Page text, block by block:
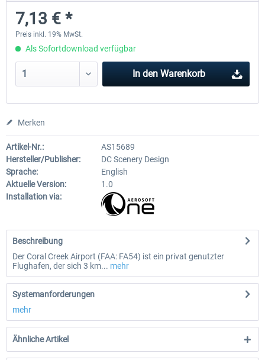
8,99 € *
7,13 € *
Preis inkl. 19% MwSt.
Als Sofortdownload verfügbar
In den Warenkorb
Merken
Artikel-Nr.:
AS15689
Hersteller/Publisher:
DC Scenery Design
Sprache:
English
Aktuelle Version:
1.0
Installation via:
Beschreibung
Der Coral Creek Airport (FAA: FA54) ist ein privat genutzter
Flughafen, der sich 3 km... mehr
Systemanforderungen
mehr
Ähnliche Artikel